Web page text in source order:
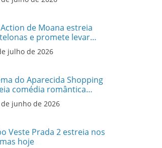
de Moana estreia
e promete levar
e emoção ao Cineflix
Shopping
julho de 2026
do Aparecida Shopping
comédia romântica
na Itália, hoje e
promoção para o Dia dos
de junho de 2026
Veste Prada 2 estreia nos
hoje